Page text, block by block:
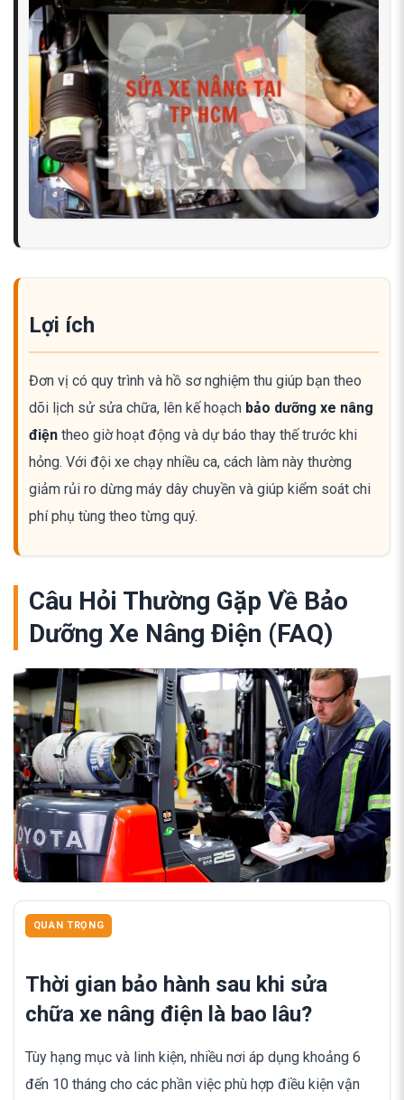
Lợi ích
Đơn vị có quy trình và hồ sơ nghiệm thu giúp bạn theo
dõi lịch sử sửa chữa, lên kế hoạch bảo dưỡng xe nâng
điện theo giờ hoạt động và dự báo thay thế trước khi
hỏng. Với đội xe chạy nhiều ca, cách làm này thường
giảm rủi ro dừng máy dây chuyền và giúp kiểm soát chi
phí phụ tùng theo từng quý.
Câu Hỏi Thường Gặp Về Bảo
Dưỡng Xe Nâng Điện (FAQ)
QUAN TRỌNG
Thời gian bảo hành sau khi sửa
chữa xe nâng điện là bao lâu?
Tùy hạng mục và linh kiện, nhiều nơi áp dụng khoảng 6
đến 10 tháng cho các phần việc phù hợp điều kiện vận